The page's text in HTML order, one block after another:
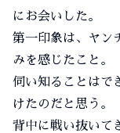
にお会いした。
第一印象は、ヤン
みを感じたこと。
伺い知ることはで
けたのだと思う。
背中に戦い抜いて